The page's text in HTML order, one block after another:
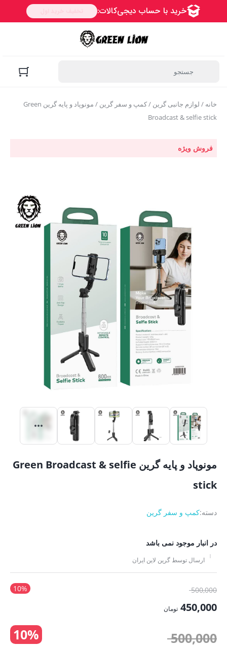
خانه / لوازم جانبی گرین /کمپ و سفر گرین
/ مونوپاد و پایه گرین Green
Broadcast & selfie stick
فروش ویژه
مونوپاد و پایه گرین Green Broadcast & selfie
stick
دسته:کمپ و سفر گرین
در انبار موجود نمی باشد
ارسال توسط گرین لاین ایران
10% 500,000قیمت
اصلی:
بود.
450,000 تومان
فعلی:
10% 500,000